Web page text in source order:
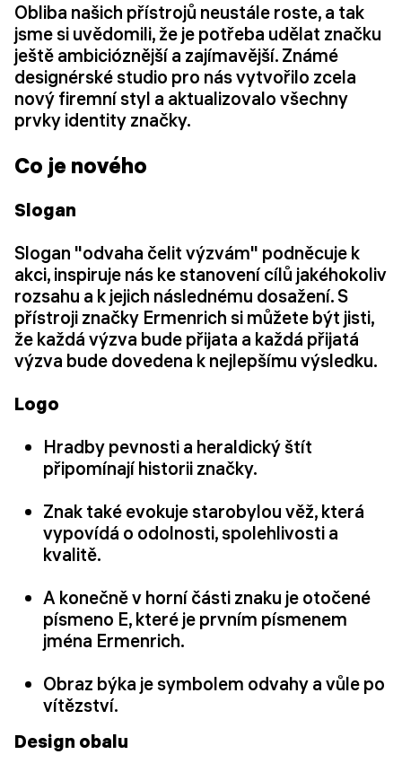
Obliba našich přístrojů neustále roste, a tak
jsme si uvědomili, že je potřeba udělat značku
ještě ambicióznější a zajímavější. Známé
designérské studio pro nás vytvořilo zcela
nový firemní styl a aktualizovalo všechny
prvky identity značky.
Co je nového
Slogan
Slogan "odvaha čelit výzvám" podněcuje k
akci, inspiruje nás ke stanovení cílů jakéhokoliv
rozsahu a k jejich následnému dosažení. S
přístroji značky Ermenrich si můžete být jisti,
že každá výzva bude přijata a každá přijatá
výzva bude dovedena k nejlepšímu výsledku.
Logo
Hradby pevnosti a heraldický štít
připomínají historii značky.
Znak také evokuje starobylou věž, která
vypovídá o odolnosti, spolehlivosti a
kvalitě.
A konečně v horní části znaku je otočené
písmeno E, které je prvním písmenem
jména Ermenrich.
Obraz býka je symbolem odvahy a vůle po
vítězství.
Design obalu